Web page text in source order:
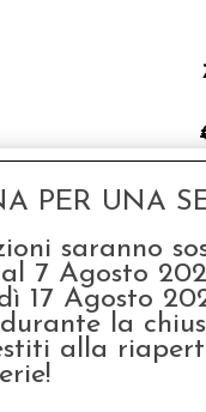
20%
PER UNA
saranno
7 Agosto
17 Agosto
la
alla